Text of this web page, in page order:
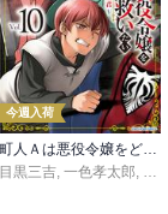
メル。
今週入荷
町人Ａは悪役令嬢をどうしても救いたい ～どぶと空と氷の姫君～１０【電子書店共通特典イラスト付】
目黒三吉, 一色孝太郎,